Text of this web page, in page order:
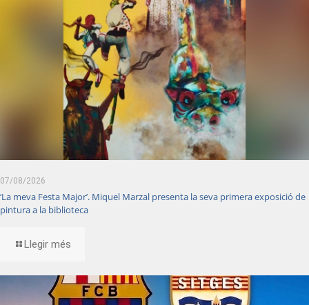
07/08/2026
‘La meva Festa Major’. Miquel Marzal presenta la seva primera exposició de
pintura a la biblioteca
Llegir més